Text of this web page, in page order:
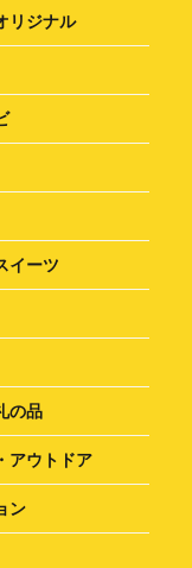
リジナル
イーツ
の品
アウトドア
ン